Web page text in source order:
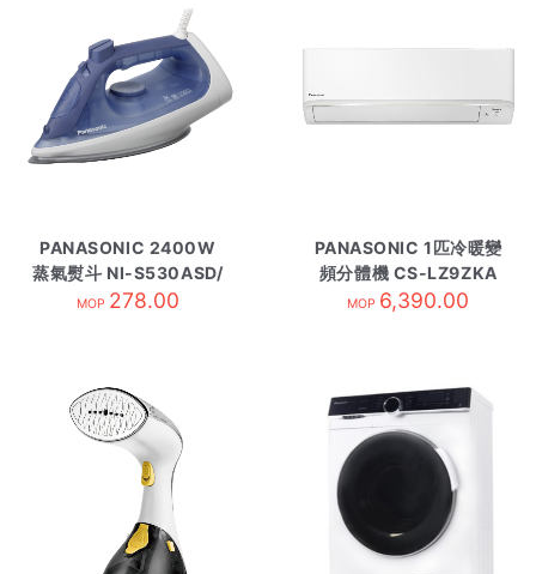
PANASONIC 2400W
蒸氣熨斗 NI-S530ASD/
藍
MOP 278.00
PANASONIC 1匹冷暖變
頻分體機 CS-LZ9ZKA
內-R32
MOP 6,390.00